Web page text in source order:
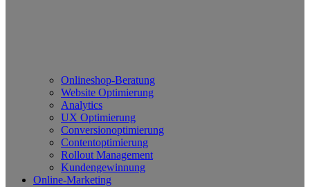
Onlineshop-Beratung
Website Optimierung
Analytics
UX Optimierung
Conversionoptimierung
Contentoptimierung
Rollout Management
Kundengewinnung
Online-Marketing